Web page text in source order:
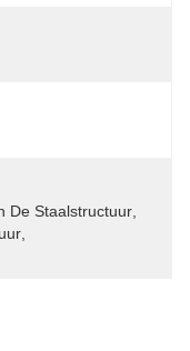
De Staalstructuur